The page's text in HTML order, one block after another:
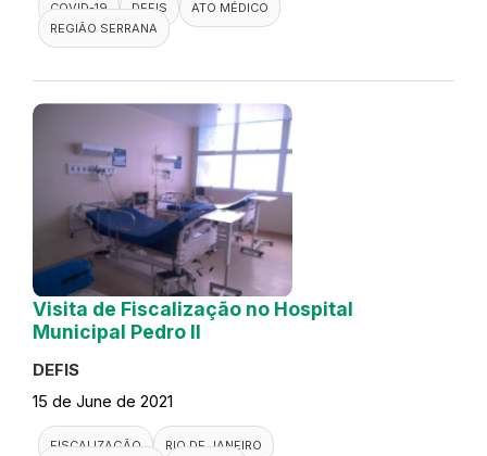
COVID-19 DEFIS
ATO MÉDICO
REGIÃO SERRANA
Visita de Fiscalização no Hospital
Municipal Pedro II
DEFIS
15 de June de 2021
FISCALIZAÇÃO
RIO DE JANEIRO